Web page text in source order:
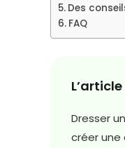
Des
FAQ
Dresser
créer une